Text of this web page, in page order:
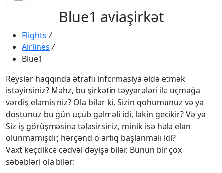
Blue1 aviaşirkət
Flights /
Airlines /
Blue1
Reyslər haqqında ətraflı informasiya əldə etmək
istəyirsiniz? Məhz, bu şirkətin təyyarələri ilə uçmağa
vərdiş eləmisiniz? Ola bilər ki, Sizin qohumunuz və ya
dostunuz bu gün uçub gəlməli idi, lakin gecikir? Və ya
Siz iş görüşməsinə tələsirsiniz, minik isə hələ elan
olunmamışdır, hərçənd o artıq başlanmalı idi?
Vaxt keçdikcə cədvəl dəyişə bilər. Bunun bir çox
səbəbləri ola bilər: